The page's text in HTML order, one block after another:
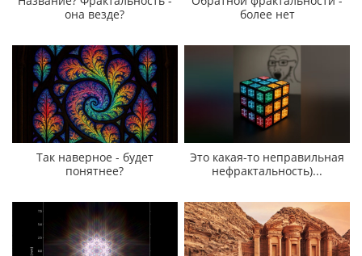
она везде?
более нет
Так наверное - будет
понятнее?
Это какая-то неправильная
нефрактальность)...